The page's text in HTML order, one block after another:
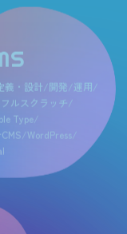
フルスクラッチ/
Type/
WordPress/